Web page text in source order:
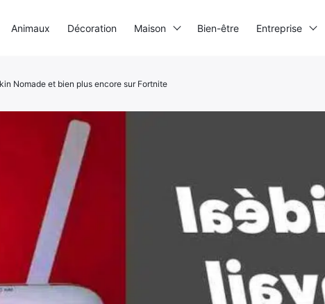
Nomade et bien plus encore sur Fortnite
Animaux Décoration Maison Bien-être Entreprise